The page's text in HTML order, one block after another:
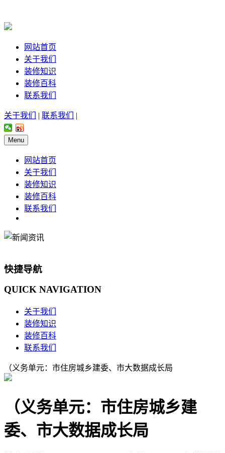
网站首页
关于我们
装修知识
装修百科
联系我们
关于我们 | 联系我们 |
Menu
网站首页
关于我们
装修知识
装修百科
联系我们
快捷导航
QUICK NAVIGATION
关于我们
装修知识
装修百科
联系我们
（义务单元：市住房城乡建委、市大数据成长局
（义务单元：市住房城乡建
委、市大数据成长局